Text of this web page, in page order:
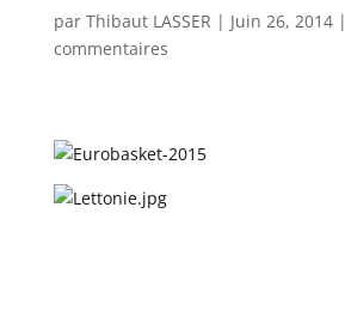
par Thibaut LASSER | Juin 26, 2014|
commentaires